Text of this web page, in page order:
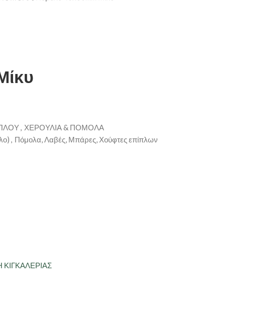
, ΧΕΡΟΥΛΙΑ & ΠΟΜΟΛΑ
, Πόμολα, Λαβές, Μπάρες, Χούφτες επίπλων
ΚΙΓΚΑΛΕΡΙΑΣ